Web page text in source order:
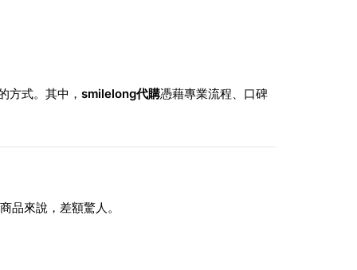
方式。其中， smilelong代購憑藉專業流程、口碑
品來說，差額驚人。